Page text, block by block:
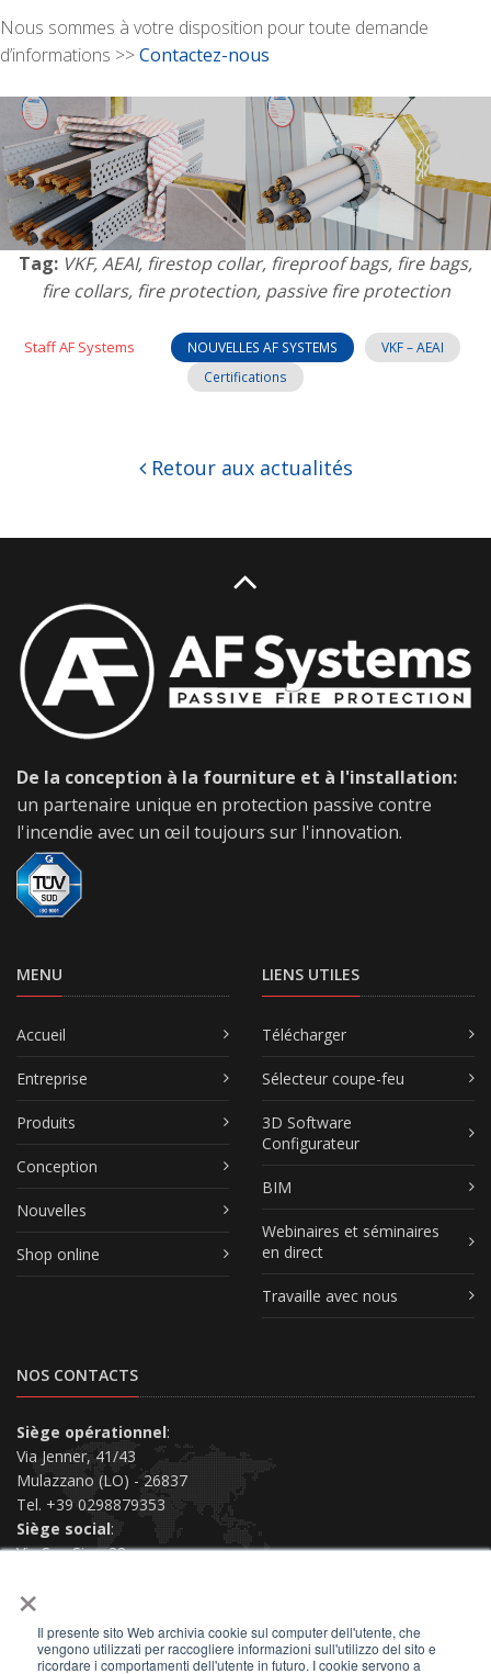
×
Il presente sito Web archivia cookie sul computer dell'utente, che
vengono utilizzati per raccogliere informazioni sull'utilizzo del sito e
ricordare i comportamenti dell'utente in futuro. I cookie servono a
Nous sommes à votre disposition pour toute demande
d’informations >>Contactez-nous
Tag: VKF, AEAI, firestop collar, fireproof bags, fire bags,
fire collars, fire protection, passive fire protection
Staff AF Systems NOUVELLES AF SYSTEMS
VKF – AEAI
Certifications
Retour aux actualités
De la conception à la fourniture et à l'installation:
un partenaire unique en protection passive contre
l'incendie avec un œil toujours sur l'innovation.
MENU
Accueil
Entreprise
Produits
Conception
Nouvelles
Shop online
LIENS UTILES
Télécharger
Sélecteur coupe-feu
3D Software
Configurateur
BIM
Webinaires et séminaires
en direct
Travaille avec nous
NOS CONTACTS
Siège opérationnel:
Via Jenner, 41/43
Mulazzano (LO) - 26837
Tel. +39 0298879353
Siège social:
Via San Siro, 38
Nous contacter